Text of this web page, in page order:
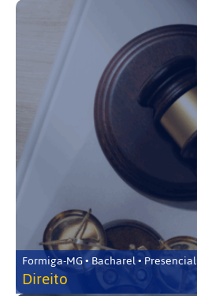
Formiga-MG • Bacharel • Presencial
Direito